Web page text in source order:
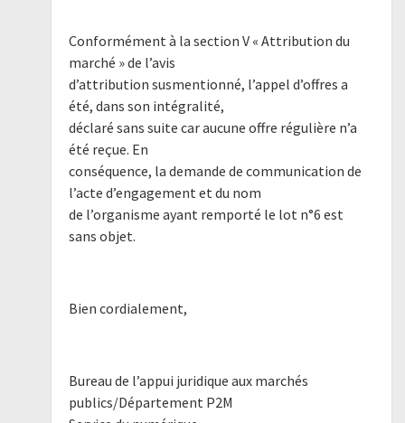
Conformément à la section V « Attribution du
marché » de l’avis
d’attribution susmentionné, l’appel d’offres a
été, dans son intégralité,
déclaré sans suite car aucune offre régulière n’a
été reçue. En
conséquence, la demande de communication de
l’acte d’engagement et du nom
de l’organisme ayant remporté le lot n°6 est
sans objet.
Bien cordialement,
Bureau de l’appui juridique aux marchés
publics/Département P2M